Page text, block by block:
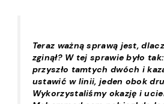
Teraz ważną sprawą jest,
zginął? W tej sprawie było
przyszło tamtych dwóch i
ustawić w linii, jeden obok
Wykorzystaliśmy okazję i